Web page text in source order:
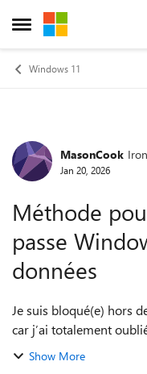
Open Side Menu
Skip to content
Windows 11
ForumMasonCook
Jan 20, 2026
Méthode
passe
données
Je suis bloqué(e) hors
car j’ai totalement
Je cherche
Show More